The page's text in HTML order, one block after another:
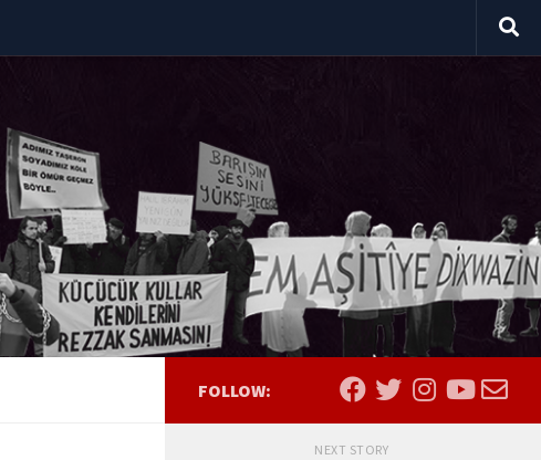
FOLLOW:
NEXT STORY